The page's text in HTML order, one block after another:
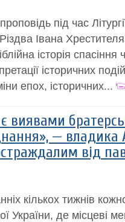
під час
Івана
історія спасіння
історичних
епох, історичних...
є виявами
— владика
від
кількох тижнів
України, де місцеві